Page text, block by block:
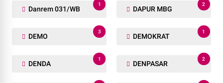
Danrem 031/WB
1
DAPUR MBG
2
DEMO
3
DEMOKRAT
1
DENDA
1
DENPASAR
2